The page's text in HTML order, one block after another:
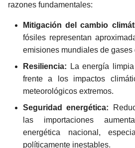
razones fundamentales:
Mitigación del cambio
fósiles representan
emisiones mundiales de gases
Resiliencia: La energía
frente a los impactos
meteorológicos extremos.
Seguridad energética:
las importaciones
energética nacional,
políticamente inestables.